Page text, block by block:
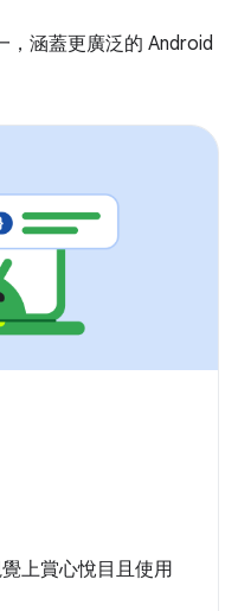
，涵蓋更廣泛的 Android
上賞心悅目且使用